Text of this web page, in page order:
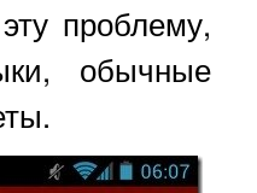
проблему,
обычные